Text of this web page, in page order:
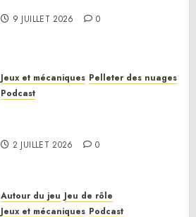
9 JUILLET 2026 0
Jeux et mécaniques Pelleter des nuages
Podcast
2 JUILLET 2026 0
Autour du jeu Jeu de rôle
Jeux et mécaniques Podcast